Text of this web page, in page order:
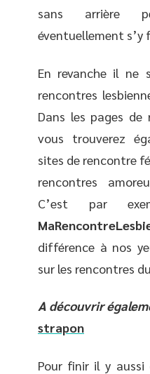
sans arrière
éventuellement s’y
En revanche il ne
rencontres
Dans les pages
vous trouverez
sites de rencontre
rencontres
C’est par
différence à nos
sur les rencontres
A découvrir
strapon
Pour finir il y aussi